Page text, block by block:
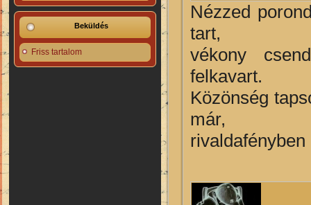
Beküldés
Friss tartalom
Nézzed
tart,
vékony
felkavart.
Közönség
már,